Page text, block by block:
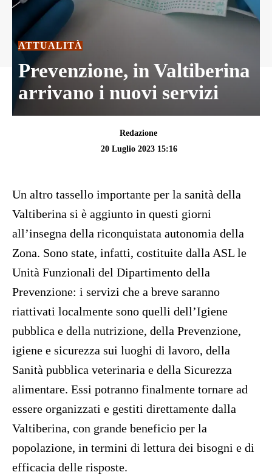
ATTUALITÀ
Prevenzione, in Valtiberina
arrivano i nuovi servizi
Redazione
20 Luglio 2023 15:16
Un altro tassello importante per la sanità della
Valtiberina si è aggiunto in questi giorni
all’insegna della riconquistata autonomia della
Zona. Sono state, infatti, costituite dalla ASL le
Unità Funzionali del Dipartimento della
Prevenzione: i servizi che a breve saranno
riattivati localmente sono quelli dell’Igiene
pubblica e della nutrizione, della Prevenzione,
igiene e sicurezza sui luoghi di lavoro, della
Sanità pubblica veterinaria e della Sicurezza
alimentare. Essi potranno finalmente tornare ad
essere organizzati e gestiti direttamente dalla
Valtiberina, con grande beneficio per la
popolazione, in termini di lettura dei bisogni e di
efficacia delle risposte.